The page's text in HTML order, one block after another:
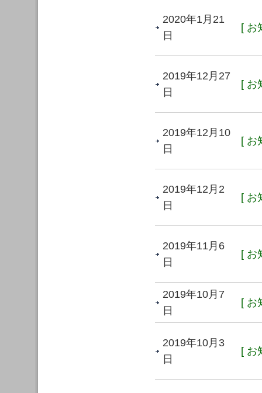
2020年1月21
日
[ お
2019年12月27
日
[ お
2019年12月10
日
[ お
2019年12月2
日
[ お
2019年11月6
日
[ お
2019年10月7
日
[ お
2019年10月3
日
[ お